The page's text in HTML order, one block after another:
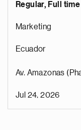
Regular, Full time
Marketing
Ecuador
Av. Amazonas
Jul 24, 2026